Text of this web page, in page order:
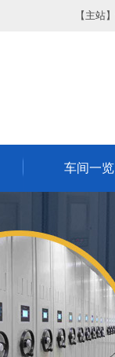
【 主站】
车间一览